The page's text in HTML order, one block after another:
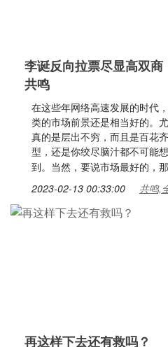
李诞反向拉票尽显高双
共鸣
在这些年网络高速发展的时代
类的市场前景还是相当好的。
真的是层出不穷，而且是百花
型，还是你绞尽脑汁都不可能
到。当然，要说市场最好的，
2023-02-13 00:33:00 共鸣,
再这样下去还有救吗？